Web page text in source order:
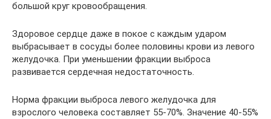
большой круг кровообращения.
Здоровое сердце даже в покое с каждым ударом
выбрасывает в сосуды более половины крови из левого
желудочка. При уменьшении фракции выброса
развивается сердечная недостаточность.
Норма фракции выброса левого желудочка для
взрослого человека составляет 55-70%. Значение 40-55%